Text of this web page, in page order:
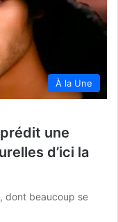
À la Une
une
d’ici la
dont beaucoup se